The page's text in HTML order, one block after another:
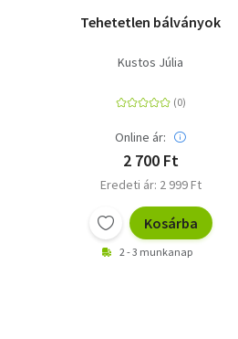
Tehetetlen bálványok
Kustos Júlia
Online ár:
2 700 Ft
Eredeti ár: 2 999 Ft
Kosárba
2 - 3 munkanap